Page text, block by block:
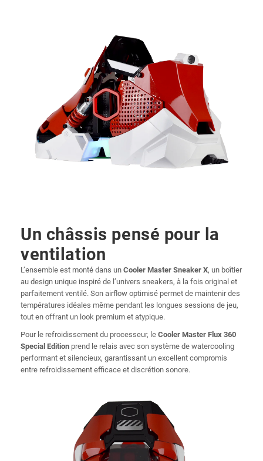
Un châssis pensé pour la
ventilation
L’ensemble est monté dans un Cooler Master Sneaker X, un boîtier
au design unique inspiré de l’univers sneakers, à la fois original et
parfaitement ventilé. Son airflow optimisé permet de maintenir des
températures idéales même pendant les longues sessions de jeu,
tout en offrant un look premium et atypique.
Pour le refroidissement du processeur, le Cooler Master Flux 360
Special Edition prend le relais avec son système de watercooling
performant et silencieux, garantissant un excellent compromis
entre refroidissement efficace et discrétion sonore.